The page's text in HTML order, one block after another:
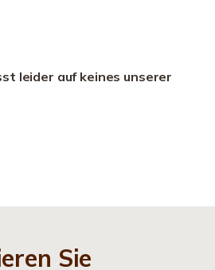
leider auf keines unserer
Sie